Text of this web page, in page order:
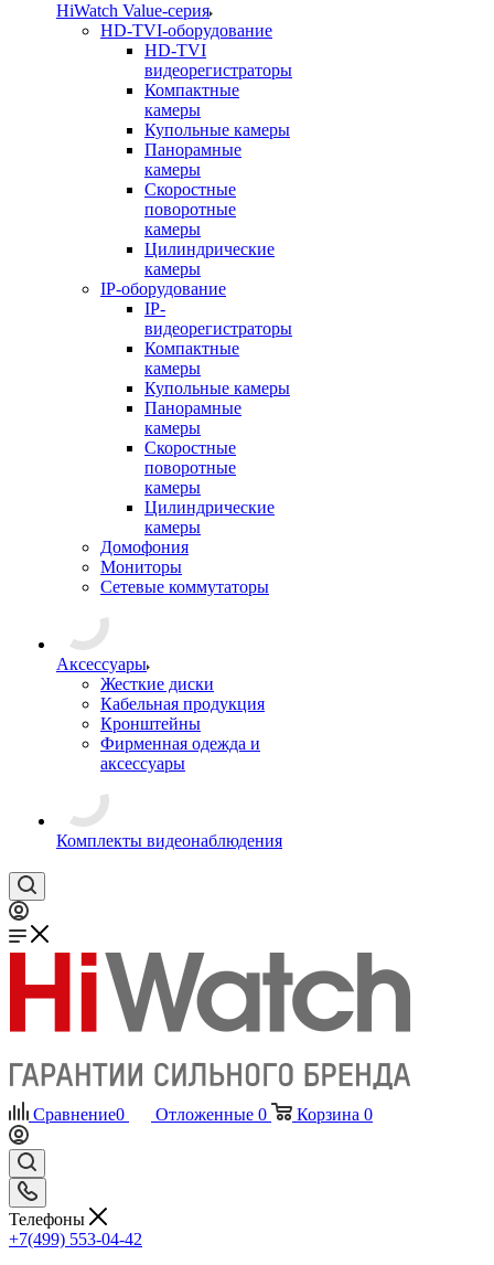
HiWatch Value-серия
HD-TVI-оборудование
HD-TVI
видеорегистраторы
Компактные
камеры
Купольные камеры
Панорамные
камеры
Скоростные
поворотные
камеры
Цилиндрические
камеры
IP-оборудование
IP-
видеорегистраторы
Компактные
камеры
Купольные камеры
Панорамные
камеры
Скоростные
поворотные
камеры
Цилиндрические
камеры
Домофония
Мониторы
Сетевые коммутаторы
Аксессуары
Жесткие диски
Кабельная продукция
Кронштейны
Фирменная одежда и
аксессуары
Комплекты видеонаблюдения
Сравнение0 Отложенные 0 Корзина 0
Телефоны
+7(499) 553-04-42